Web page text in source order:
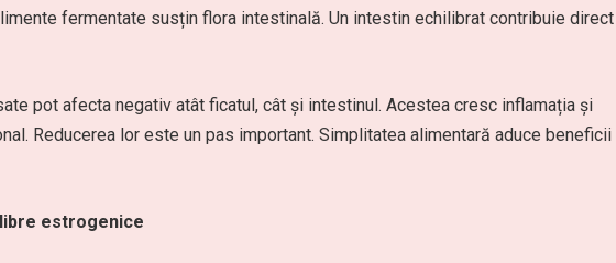
fermentate susțin flora intestinală. Un intestin echilibrat contribuie direct
pot afecta negativ atât ficatul, cât și intestinul. Acestea cresc inflamația și
Reducerea lor este un pas important. Simplitatea alimentară aduce beneficii
estrogenice